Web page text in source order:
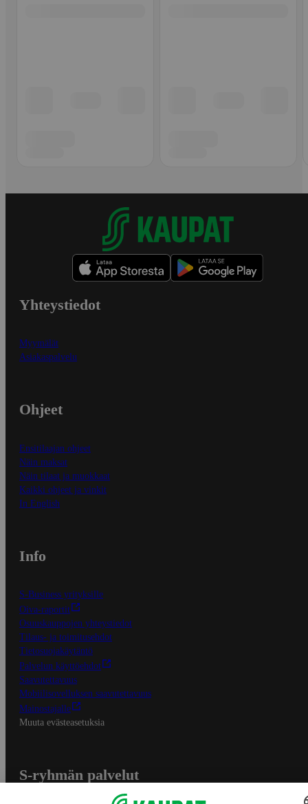
Yhteystiedot
Myymälät
Asiakaspalvelu
Ohjeet
Ensitilaajan ohjeet
Näin maksat
Näin tilaat ja muokkaat
Kaikki ohjeet ja vinkit
In English
Info
S-Business yrityksille
Oiva-raportit
Osuuskauppojen yhteystiedot
Tilaus- ja toimitusehdot
Tietosuojakäytäntö
Palvelun käyttöehdot
Saavutettavuus
Mobiilisovelluksen saavutettavuus
Mainostajalle
Muuta evästeasetuksia
S-ryhmän palvelut